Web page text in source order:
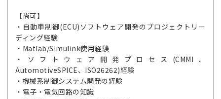
【尚可】
・自動車制御(ECU)ソフトウェア開発のプロジェクトリー
ディング経験
・Matlab/Simulink使用経験
・ソフトウェア開発プロセス(CMMI、
AutomotiveSPICE、ISO26262)経験
・機械系制御システム開発の経験
・電子・電気回路の知識